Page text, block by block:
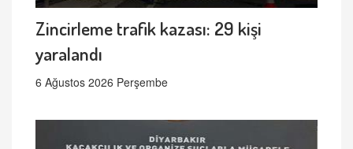
Zincirleme trafik kazası: 29 kişi
yaralandı
6 Ağustos 2026 Perşembe